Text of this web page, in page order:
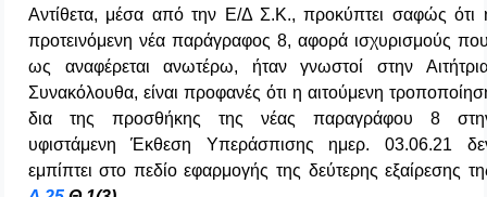
Αντίθετα, μέσα από την Ε/Δ Σ.Κ., προκύπτει σαφώς ότι
προτεινόμενη νέα παράγραφος 8, αφορά ισχυρισμούς
ως αναφέρεται ανωτέρω, ήταν γνωστοί στην
Συνακόλουθα, είναι προφανές ότι η αιτούμενη
δια της προσθήκης της νέας παραγράφου 8
υφιστάμενη Έκθεση Υπεράσπισης ημερ. 03.06.21
εμπίπτει στο πεδίο εφαρμογής της δεύτερης εξαίρεσης